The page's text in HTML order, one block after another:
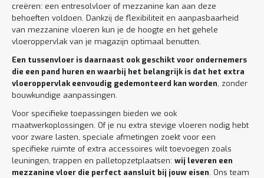
creëren: een entresolvloer of mezzanine kan aan deze
behoeften voldoen. Dankzij de flexibiliteit en aanpasbaarheid
van mezzanine vloeren kun je de hoogte en het gehele
vloeroppervlak van je magazijn optimaal benutten.
Een tussenvloer is daarnaast ook geschikt voor ondernemers
die een pand huren en waarbij het belangrijk is dat het extra
vloeroppervlak eenvoudig gedemonteerd kan worden, zonder
bouwkundige aanpassingen.
Voor specifieke toepassingen bieden we ook
maatwerkoplossingen. Of je nu extra stevige vloeren nodig hebt
voor zware lasten, speciale afmetingen zoekt voor een
specifieke ruimte of extra accessoires wilt toevoegen zoals
leuningen, trappen en palletopzetplaatsen: wij leveren een
mezzanine vloer die perfect aansluit bij jouw eisen. Ons team